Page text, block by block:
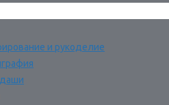
и рукоделие